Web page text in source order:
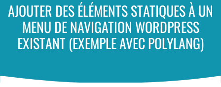
AJOUTER DES ÉLÉMENTS STATIQUES À UN
MENU DE NAVIGATION WORDPRESS
EXISTANT (EXEMPLE AVEC POLYLANG)